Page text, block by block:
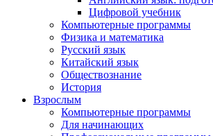
Цифровой учебник
Компьютерные программы
Физика и математика
Русский язык
Китайский язык
Обществознание
История
Взрослым
Компьютерные программы
Для начинающих